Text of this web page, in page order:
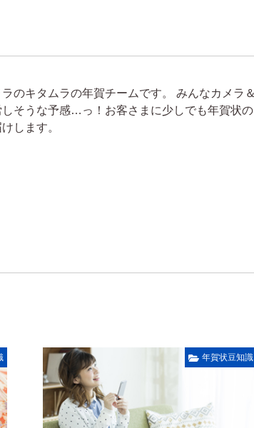
ラのキタムラの年賀チームです。 みんなカメラ
しそうな予感…っ！お客さまに少しでも年賀状
します。
年賀状豆知識